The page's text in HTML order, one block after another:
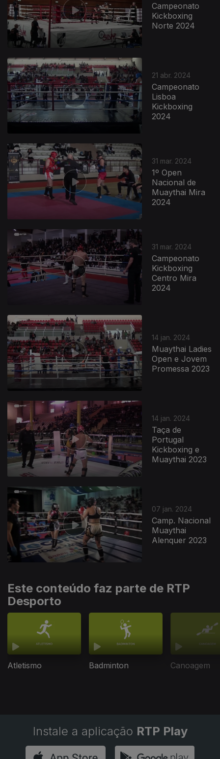
Campeonato
Kickboxing
Norte 2024
21 abr. 2024
Campeonato
Lisboa
Kickboxing
2024
31 mar. 2024
1º Open
Nacional de
Muaythai Mira
2024
31 mar. 2024
Campeonato
Kickboxing
Centro Mira
2024
14 jan. 2024
Muaythai Ladies
Open e Jovem
Promessa 2023
14 jan. 2024
Taça de
Portugal
Kickboxing e
Muaythai 2023
07 jan. 2024
Camp. Nacional
Muaythai
Alenquer 2023
760381
Este conteúdo faz parte de RTP
Desporto
Atletismo Badminton Canoagem
Instale a aplicação RTP Play